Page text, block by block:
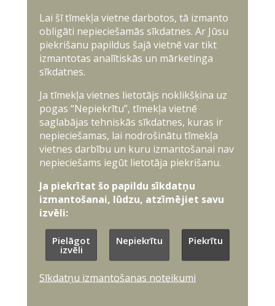
Lai šī tīmekļa vietne darbotos, tā izmanto
obligāti nepieciešamās sīkdatnes. Ar Jūsu
piekrišanu papildus šajā vietnē var tikt
izmantotas analītiskās un mārketinga
sīkdatnes.
Ja tīmekļa vietnes lietotājs noklikšķina uz
pogas “Nepiekrītu”, tīmekļa vietnē
saglabājas tehniskās sīkdatnes, kuras ir
nepieciešamas, lai nodrošinātu tīmekļa
vietnes darbību un kuru izmantošanai nav
nepieciešams iegūt lietotāja piekrišanu.
Ja piekrītat šo papildu sīkdatņu
izmantošanai, lūdzu, atzīmējiet savu
izvēli:
Pielāgot
izvēli
Nepiekrītu Piekrītu
Sīkdatņu izmantošanas noteikumi